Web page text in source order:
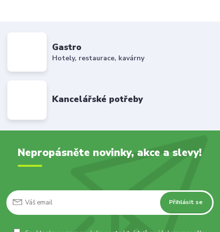
Gastro
Hotely, restaurace, kavárny
Kancelářské potřeby
Nepropásněte novinky, akce a slevy!
Přihlásit se